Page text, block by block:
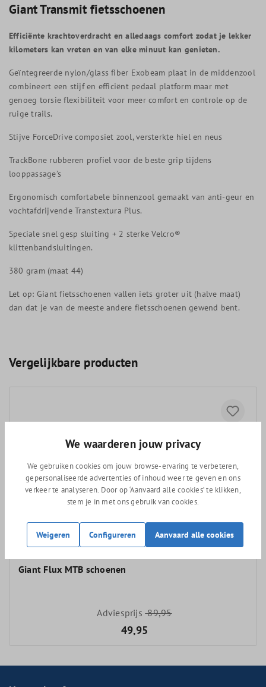
Giant Transmit fietsschoenen
Efficiënte krachtoverdracht en alledaags comfort zodat je lekker
kilometers kan vreten en van elke minuut kan genieten.
Geïntegreerde nylon/glass fiber Exobeam plaat in de middenzool
combineert een stijf en efficiënt pedaal platform maar met
genoeg torsie flexibiliteit voor meer comfort en controle op de
ruige trails.
Stijve ForceDrive composiet zool, versterkte hiel en neus
TrackBone rubberen profiel voor de beste grip tijdens
looppassage’s
Ergonomisch comfortabele binnenzool gemaakt van anti-geur en
vochtafdrijvende Transtextura Plus.
Speciale snel gesp sluiting + 2 sterke Velcro®
klittenbandsluitingen.
380 gram (maat 44)
Let op: Giant fietsschoenen vallen iets groter uit (halve maat)
dan dat je van de meeste andere fietsschoenen gewend bent.
Vergelijkbare producten
Giant Flux MTB schoenen
Adviesprijs89,95
49,95
We waarderen jouw privacy
We gebruiken cookies om jouw browse-ervaring te verbeteren,
gepersonaliseerde advertenties of inhoud weer te geven en ons
verkeer te analyseren. Door op ‘Aanvaard alle cookies’ te klikken,
stem je in met ons gebruik van cookies.
Weigeren Configureren Aanvaard alle cookies